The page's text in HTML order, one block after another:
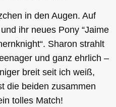
in den Augen. Auf
ihr neues Pony “Jaime
Sharon strahlt
und ganz ehrlich –
breit seit ich weiß,
die beiden zusammen
tolles Match!